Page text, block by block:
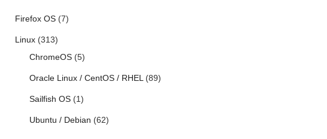
Firefox OS(7)
Linux(313)
ChromeOS(5)
Oracle Linux / CentOS / RHEL(89)
Sailfish OS(1)
Ubuntu / Debian (62)